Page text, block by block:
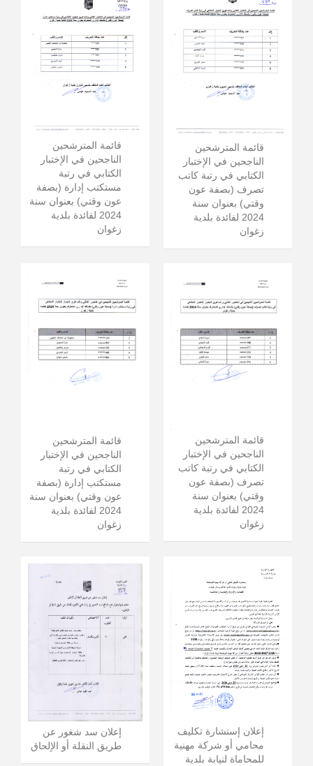
قائمة المترشحين
الناجحين في الإختبار
الكتابي في رتبة
مستكتب إدارة (بصفة
عون وقتي) بعنوان سنة
2024 لفائدة بلدية
زغوان
قائمة المترشحين
الناجحين في الإختبار
الكتابي في رتبة كاتب
تصرف (بصفة عون
وقتي) بعنوان سنة
2024 لفائدة بلدية
زغوان
قائمة المترشحين
الناجحين في الإختبار
الكتابي في رتبة
مستكتب إدارة (بصفة
عون وقتي) بعنوان سنة
2024 لفائدة بلدية
زغوان
قائمة المترشحين
الناجحين في الإختبار
الكتابي في رتبة كاتب
تصرف (بصفة عون
وقتي) بعنوان سنة
2024 لفائدة بلدية
زغوان
إعلان سد شغور عن
طريق النقلة أو الإلحاق
إعلان إستشارة تكليف
محامي أو شركة مهنية
للمحاماة لنيابة بلدية